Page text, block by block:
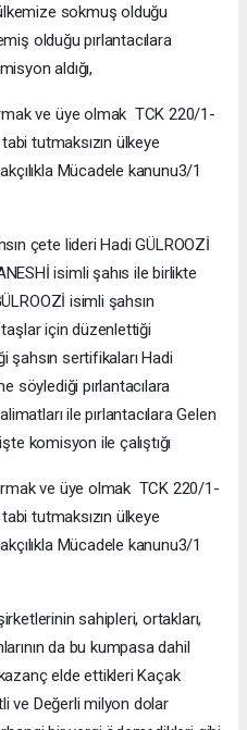
sokmuş olduğu
olduğu pırlantacılara
aldığı,
ve üye olmak TCK 220/1-
tutmaksızın ülkeye
Mücadele kanunu3/1
çete lideri Hadi GÜLROOZİ
isimli şahıs ile birlikte
isimli şahsın
için düzenlettiği
şahsın sertifikaları Hadi
söylediği pırlantacılara
ile pırlantacılara Gelen
komisyon ile çalıştığı
ve üye olmak TCK 220/1-
tutmaksızın ülkeye
Mücadele kanunu3/1
sahipleri, ortakları,
da bu kumpasa dahil
elde ettikleri Kaçak
ve Değerli milyon dolar